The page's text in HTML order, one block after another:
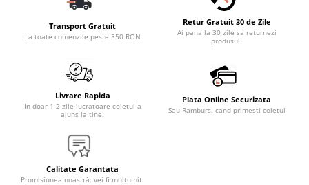
Accesorii pentru Roti si Anvelope
Husa Anvelope
Organizatoare Auto
Iluminat Auto
Semnalizari
Accesorii LED
Transport Gratuit
La toate comenzile peste 350 RON
Retur Gratuit 30 de Zile
Ai pana la 30 zile sa returnezi
produsul.
Livrare Rapida
In doar 1-2 zile lucratoare coletul a
ajuns la tine!
Plata Online Securizata
Sau Ramburs, cand primesti coletul
Calitate Garantata
Promisiunea noastră: vei fi mulțumit.